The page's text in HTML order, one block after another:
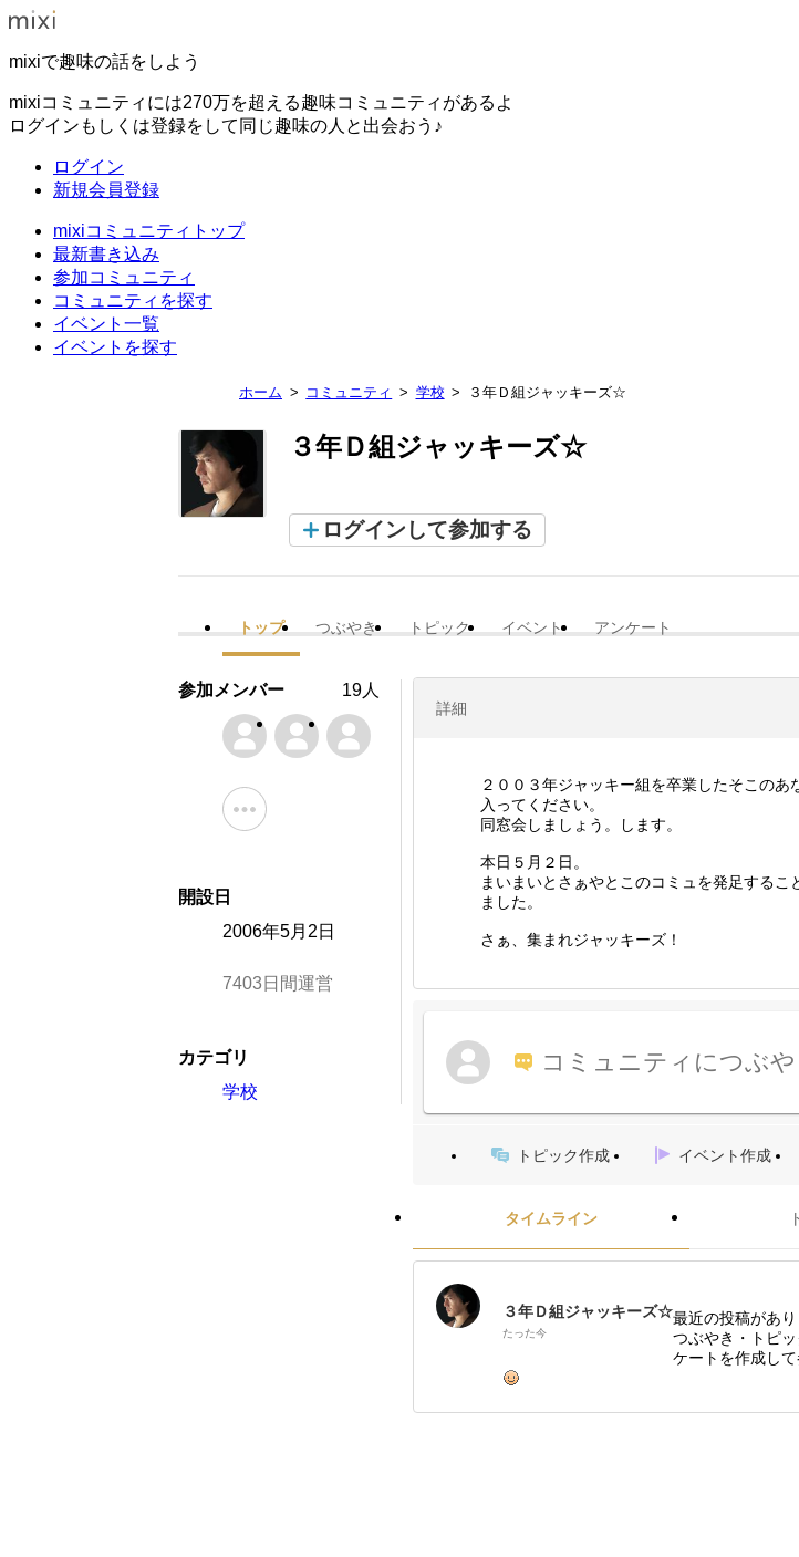
mixiで趣味の話をしよう
mixiコミュニティには270万を超える趣味コミュニティがあるよ
ログインもしくは登録をして同じ趣味の人と出会おう♪
ログイン
新規会員登録
mixiコミュニティトップ
最新書き込み
参加コミュニティ
コミュニティを探す
イベント一覧
イベントを探す
ホーム コミュニティ 学校 ３年Ｄ組ジャッキーズ☆
３年Ｄ組ジャッキーズ☆
ログインして参加する
トップ つぶやき トピック イベント アンケート
詳細
２００３年ジャッキー組を卒業したそこのあ
入ってください。
同窓会しましょう。します。
本日５月２日。
まいまいとさぁやとこのコミュを発足するこ
ました。
さぁ、集まれジャッキーズ！
コミュニティにつぶ
トピック作成 イベント作成
タイムライン
３年Ｄ組ジャッキーズ☆
たった今
最近の投稿があ
つぶやき・トピ
ケートを作成し
参加メンバー 19人
開設日
2006年5月2日
7403日間運営
カテゴリ
学校